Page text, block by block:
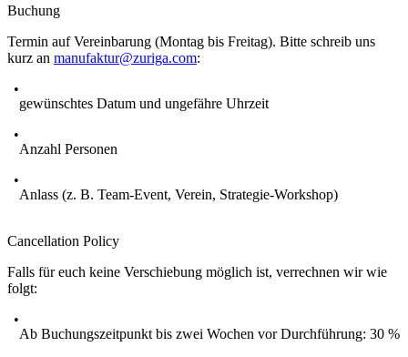
Buchung
Termin auf Vereinbarung (Montag bis Freitag). Bitte schreib uns
kurz an manufaktur@zuriga.com:
gewünschtes Datum und ungefähre Uhrzeit
Anzahl Personen
Anlass (z. B. Team-Event, Verein, Strategie-Workshop)
Cancellation Policy
Falls für euch keine Verschiebung möglich ist, verrechnen wir wie
folgt:
Ab Buchungszeitpunkt bis zwei Wochen vor Durchführung: 30 %